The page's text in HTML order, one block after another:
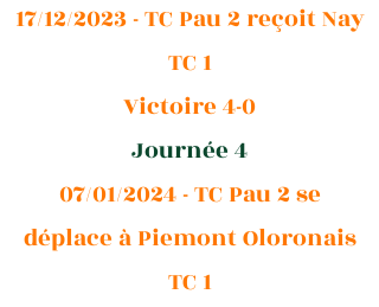
17/12/2023 - TC Pau 2 reçoit Nay
TC 1
Victoire 4-0
Journée 4
07/01/2024 - TC Pau 2 se
déplace à Piemont Oloronais
TC 1